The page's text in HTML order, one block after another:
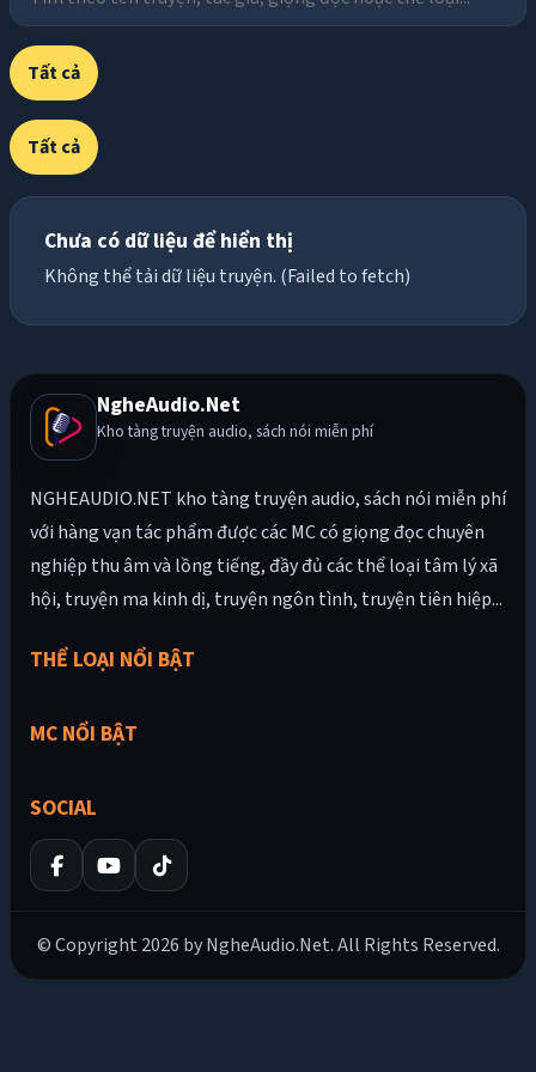
Tất cả
Tất cả
Chưa có dữ liệu để hiển thị
Không thể tải dữ liệu truyện. (Failed to fetch)
NgheAudio.Net
Kho tàng truyện audio, sách nói miễn phí
NGHEAUDIO.NET kho tàng truyện audio, sách nói miễn phí
với hàng vạn tác phẩm được các MC có giọng đọc chuyên
nghiệp thu âm và lồng tiếng, đầy đủ các thể loại tâm lý xã
hội, truyện ma kinh dị, truyện ngôn tình, truyện tiên hiệp...
THỂ LOẠI NỔI BẬT
MC NỔI BẬT
SOCIAL
© Copyright 2026 by NgheAudio.Net. All Rights Reserved.